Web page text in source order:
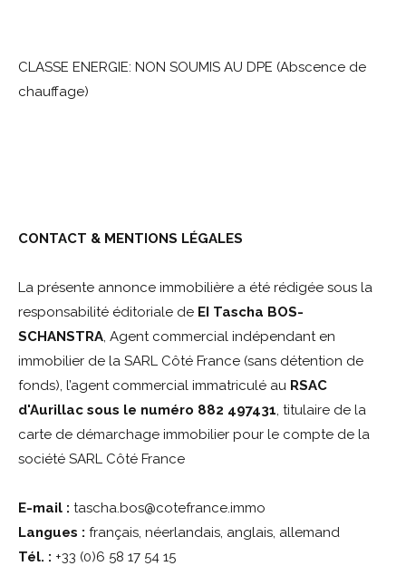
CLASSE ENERGIE: NON SOUMIS AU DPE (Abscence de
chauffage)
CONTACT & MENTIONS LÉGALES
La présente annonce immobilière a été rédigée sous la
responsabilité éditoriale de EI Tascha BOS-
SCHANSTRA , Agent commercial indépendant en
immobilier de la SARL Côté France (sans détention de
fonds), l’agent commercial immatriculé au RSAC
d'Aurillac sous le numéro 882 497431 , titulaire de la
carte de démarchage immobilier pour le compte de la
société SARL Côté France
E-mail : tascha.bos@cotefrance.immo
Langues : français, néerlandais, anglais, allemand
Tél. : +33 (0)6 58 17 54 15